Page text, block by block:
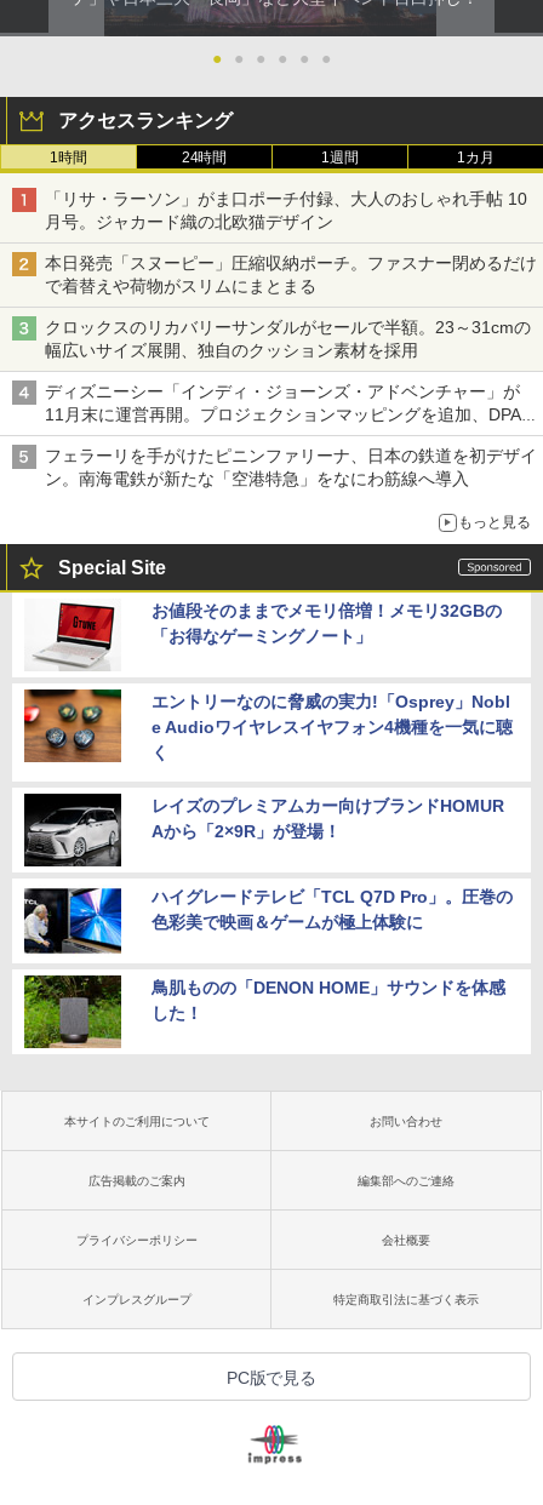
● ● ● ● ● ●
アクセスランキング
1時間 24時間 1週間 1カ月
「リサ・ラーソン」がま口ポーチ付録、大人のおしゃれ手帖 10
月号。ジャカード織の北欧猫デザイン
本日発売「スヌーピー」圧縮収納ポーチ。ファスナー閉めるだけ
で着替えや荷物がスリムにまとまる
クロックスのリカバリーサンダルがセールで半額。23～31cmの
幅広いサイズ展開、独自のクッション素材を採用
ディズニーシー「インディ・ジョーンズ・アドベンチャー」が
11月末に運営再開。プロジェクションマッピングを追加、DPA
は1500円
フェラーリを手がけたピニンファリーナ、日本の鉄道を初デザイ
ン。南海電鉄が新たな「空港特急」をなにわ筋線へ導入
もっと見る
Special Site
お値段そのままでメモリ倍増！メモリ32GBの
「お得なゲーミングノート」
エントリーなのに脅威の実力!「Osprey」Nobl
e Audioワイヤレスイヤフォン4機種を一気に聴
く
レイズのプレミアムカー向けブランドHOMUR
Aから「2×9R」が登場！
ハイグレードテレビ「TCL Q7D Pro」。圧巻の
色彩美で映画＆ゲームが極上体験に
鳥肌ものの「DENON HOME」サウンドを体感
した！
本サイトのご利用について お問い合わせ
広告掲載のご案内 編集部へのご連絡
プライバシーポリシー 会社概要
インプレスグループ 特定商取引法に基づく表示
PC版で見る